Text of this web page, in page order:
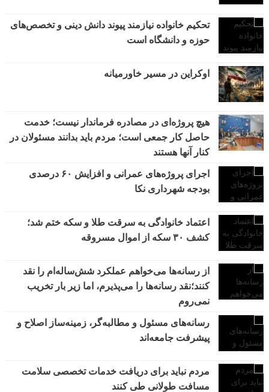
تحکیم خانواده نیازمند پیوند دانش دینی و تخصص‌های
حوزه و دانشگاه است
اوکراین در مسیر خاورمیانه
هیچ پروژه‌ای در مصادره فرماندار نیست؛ خدمت
حاصل کار جمعی است؛ مردم باید بدانند مسئولان در
کنار آنها هستند
اجرای پروژه‌های عمرانی و افزایش ۶۰ درصدی
بودجه شهرداری نکا
اعتماد خانوادگی به سرقت طلا و سکه ختم شد؛
کشف ۳۰ سکه از اموال مسروقه
از رسانه‌ها می‌خواهم عملکرد شش‌ساله‌ام را نقد
کنند؛نقد رسانه‌ها را می‌پذیرم، اما زیر بار تخریب
نمی‌روم
رسانه‌های مسئول و مطالبه‌گر، زمینه‌ساز اصلاح و
پیشرفت جامعه‌اند
مردم نباید برای دریافت خدمات تخصصی سلامت
مسافت طولانی طی کنند